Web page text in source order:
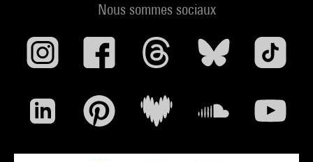
Nous sommes sociaux